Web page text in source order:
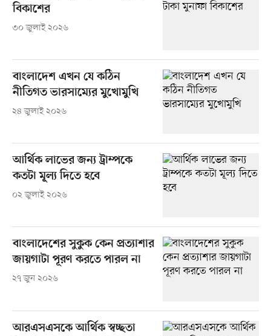
বিকাশের
৩০ জুলাই ২০২৬
বাংলাদেশ এখন যে কঠিন
নীতিগত ভারসাম্যের মুখোমুখি
২৪ জুলাই ২০২৬
আর্থিক লাভের জন্য ট্রাম্পকে
কতটা মূল্য দিতে হবে
০২ জুলাই ২০২৬
বাংলাদেশের সুকুক কেন প্রত্যাশার
জায়গাটা পূরণ করতে পারল না
২৭ জুন ২০২৬
আরএসএসকে আর্থিক স্বচ্ছতা